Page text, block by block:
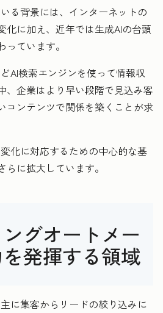
る背景には、インターネットの
化に加え、近年では生成AIの台頭
ています。
AI検索エンジンを使って情報収
、企業はより早い段階で見込み客
コンテンツで関係を築くことが求
化に対応するための中心的な基
に拡大しています。
グオートメー
発揮する領域
に集客からリードの絞り込みに